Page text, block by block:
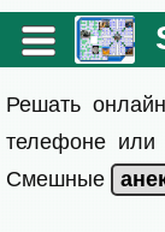
Решать онлайн
телефоне или
Смешные